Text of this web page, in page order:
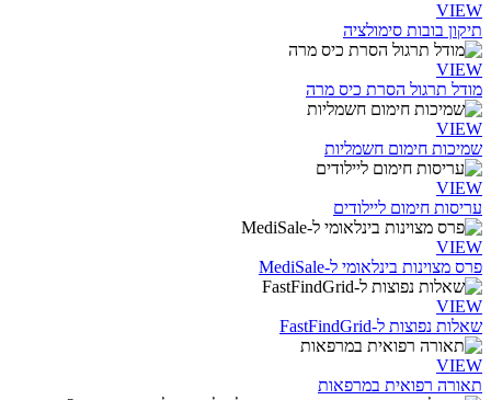
VIEW
תיקון בובות סימולציה
VIEW
מודל תרגול הסרת כיס מרה
VIEW
שמיכות חימום חשמליות
VIEW
עריסות חימום ליילודים
VIEW
פרס מצוינות בינלאומי ל-MediSale
VIEW
שאלות נפוצות ל-FastFindGrid
VIEW
תאורה רפואית במרפאות